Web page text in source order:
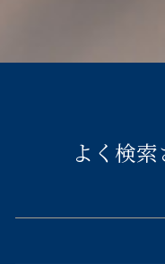
よく検